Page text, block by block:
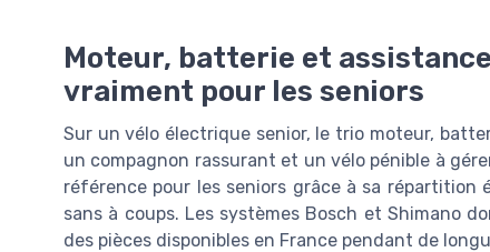
Moteur, batterie et
vraiment pour les seniors
Sur un vélo électrique senior, le trio moteur,
un compagnon rassurant et un vélo pénible à
référence pour les seniors grâce à sa répartition
sans à coups. Les systèmes Bosch et Shimano
des pièces disponibles en France pendant de